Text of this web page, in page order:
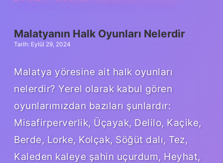
Malatyanın Halk Oyunları Nelerdir
Tarih: Eylül 29, 2024
Malatya yöresine ait halk oyunları
nelerdir? Yerel olarak kabul gören
oyunlarımızdan bazıları şunlardır:
Misafirperverlik, Üçayak, Delilo, Kaçike,
Berde, Lorke, Kolçak, Söğüt dalı, Tez,
Kaleden kaleye şahin uçurdum, Heyhat,